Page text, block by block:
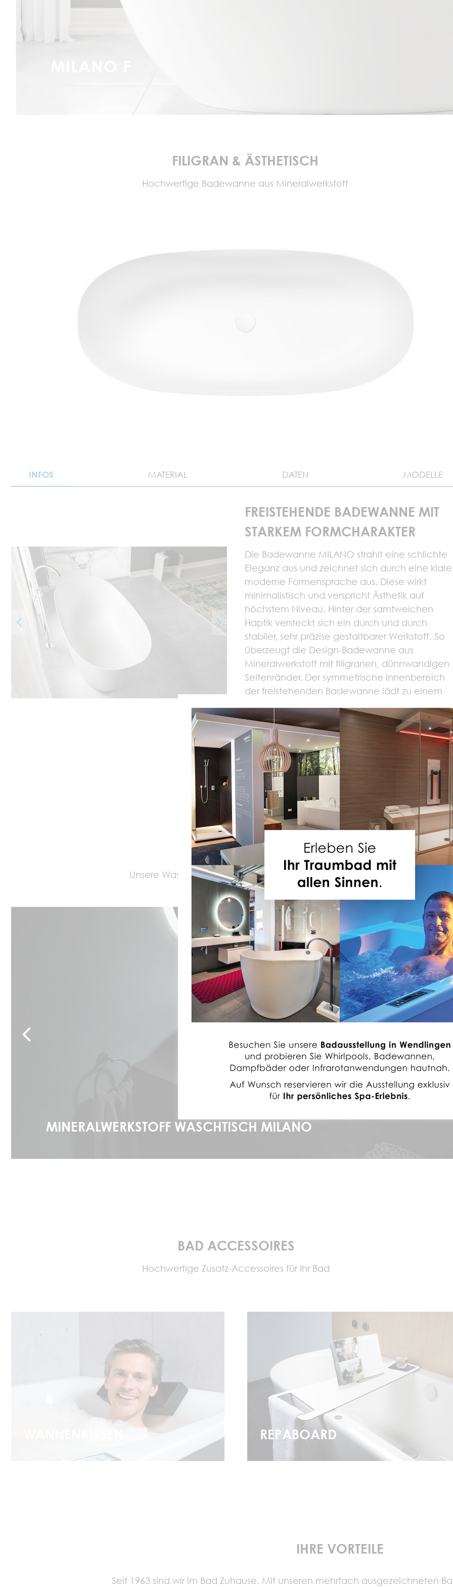
FILIGRAN & ÄSTHETISCH
Hochwertige Badewanne aus Mineralwerkstoff
INFOS MATERIAL DATEN MODELLE
FREISTEHENDE BADEWANNE MIT
STARKEM FORMCHARAKTER
Die Badewanne MILANO strahlt eine schlichte
Eleganz aus und zeichnet sich durch eine klare
moderne Formensprache aus. Diese wirkt
minimalistisch und verspricht Ästhetik auf
höchstem Niveau. Hinter der samtweichen
Haptik versteckt sich ein durch und durch
stabiler, sehr präzise gestaltbarer Werkstoff. So
überzeugt die Design-Badewanne aus
Mineralwerkstoff mit filigranen, dünnwandigen
Seitenränder. Der symmetrische Innenbereich
der freistehenden Badewanne lädt zu einem
MILANO lässt sich, wie alle freistehenden
Repabad Badewannen auf den fertig
Boden stellen.
PASSENDE PRODUKTE
Unsere Waschbecken zu Ihrer Badewanne MILANO F
MINERALWERKSTOFF WASCHTISCH MILANO
BAD ACCESSOIRES
Hochwertige Zusatz-Accessoires für Ihr Bad
REPABOARD
IHRE VORTEILE
Seit 1963 sind wir im Bad Zuhause. Mit unseren mehrfach ausgezeichneten